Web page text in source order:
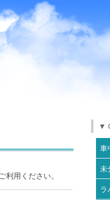
用ください。
▼
車
未
ラ